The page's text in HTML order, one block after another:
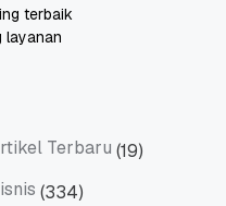
terbaik
layanan
Terbaru (19)
(334)